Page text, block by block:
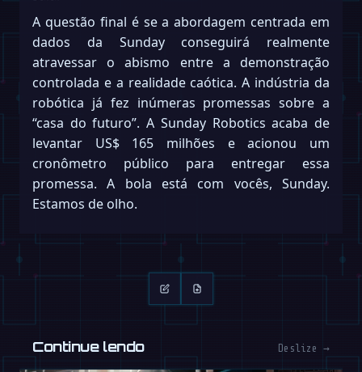
A questão final é se a abordagem centrada em
dados da Sunday conseguirá realmente
atravessar o abismo entre a demonstração
controlada e a realidade caótica. A indústria da
robótica já fez inúmeras promessas sobre a
“casa do futuro”. A Sunday Robotics acaba de
levantar US$ 165 milhões e acionou um
cronômetro público para entregar essa
promessa. A bola está com vocês, Sunday.
Estamos de olho.
Continue lendo Deslize →